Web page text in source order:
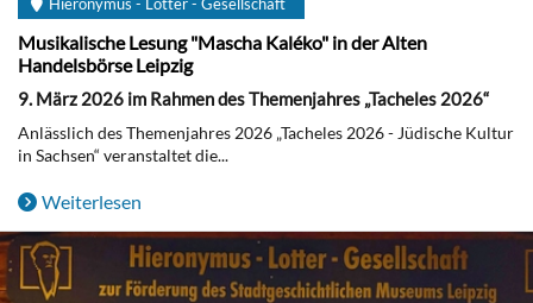
Musikalische Lesung "Mascha Kaléko" in der Alten
Handelsbörse Leipzig
9. März 2026 im Rahmen des Themenjahres „Tacheles 2026“
Anlässlich des Themenjahres 2026 „Tacheles 2026 - Jüdische Kultur
in Sachsen“ veranstaltet die...
Weiterlesen